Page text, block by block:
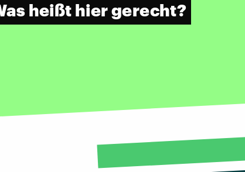
heißt hier gerecht?